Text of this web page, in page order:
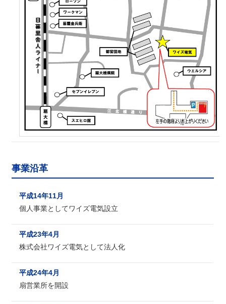
事業沿革
平成14年11月
個人事業としてワイズ電気設立
平成23年4月
株式会社ワイズ電気として法人化
平成24年4月
扇営業所を開設